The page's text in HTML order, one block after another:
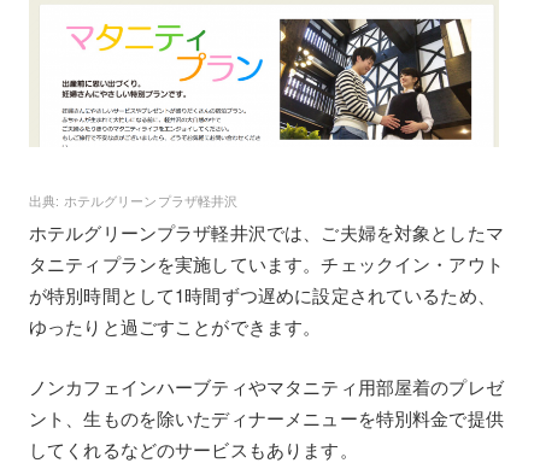
ホテルグリーンプラザ軽井沢
ホテルグリーンプラザ軽井沢では、ご夫婦を対象としたマ
タニティプランを実施しています。チェックイン・アウト
が特別時間として1時間ずつ遅めに設定されているため、
ゆったりと過ごすことができます。
ノンカフェインハーブティやマタニティ用部屋着のプレゼ
ント、生ものを除いたディナーメニューを特別料金で提供
してくれるなどのサービスもあります。